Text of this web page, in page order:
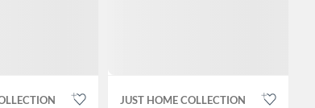
JUST HOME COLLECTION